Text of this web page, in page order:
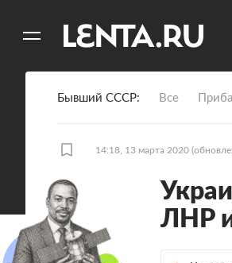
Бывший СССР Все
14:18, 13 марта 2020
ЛНР